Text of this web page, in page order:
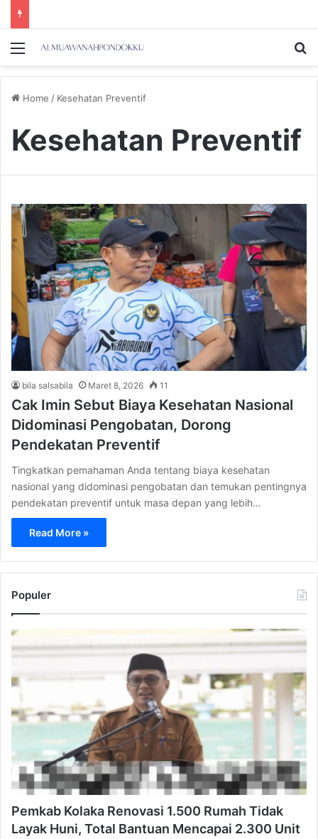
Menu
Home / Kesehatan Preventif
Kesehatan Preventif
bila salsabila Maret 8, 2026 11
Cak Imin Sebut Biaya Kesehatan Nasional
Didominasi Pengobatan, Dorong
Pendekatan Preventif
Tingkatkan pemahaman Anda tentang biaya kesehatan
nasional yang didominasi pengobatan dan temukan pentingnya
pendekatan preventif untuk masa depan yang lebih…
Read More »
Populer
Pemkab Kolaka Renovasi 1.500 Rumah Tidak
Layak Huni, Total Bantuan Mencapai 2.300 Unit